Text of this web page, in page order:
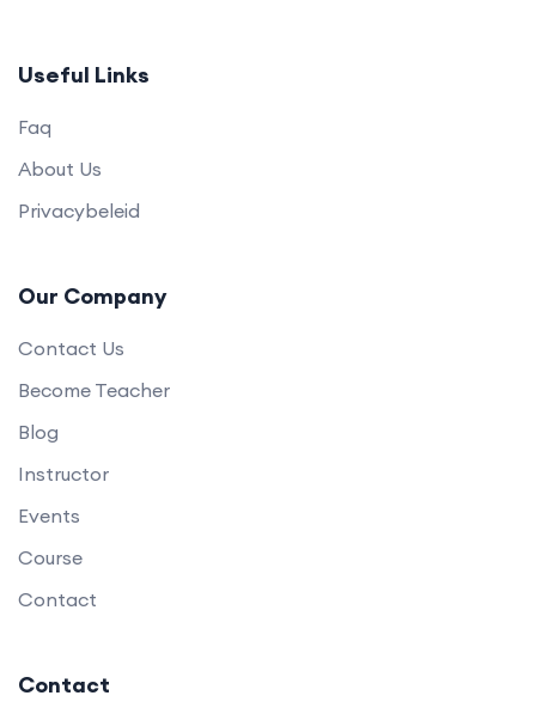
Useful Links
Faq
About Us
Privacybeleid
Our Company
Contact Us
Become Teacher
Blog
Instructor
Events
Course
Contact
Contact